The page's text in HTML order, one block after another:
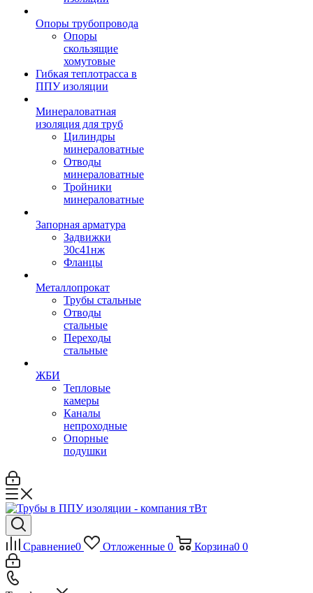
Опоры трубопровода
Опоры
скользящие
хомутовые
Гибкая теплотрасса в
ППУ изоляции
Минераловатная
изоляция для труб
Цилиндры
минераловатные
Отводы
минераловатные
Тройники
минераловатные
Запорная арматура
Задвижки
30с41нж
Фланцы
Металлопрокат
Трубы стальные
Отводы
стальные
Переходы
стальные
ЖБИ
Тепловые
камеры
Каналы
непроходные
Опорные
подушки
Сравнение0 Отложенные 0 Корзина0 0